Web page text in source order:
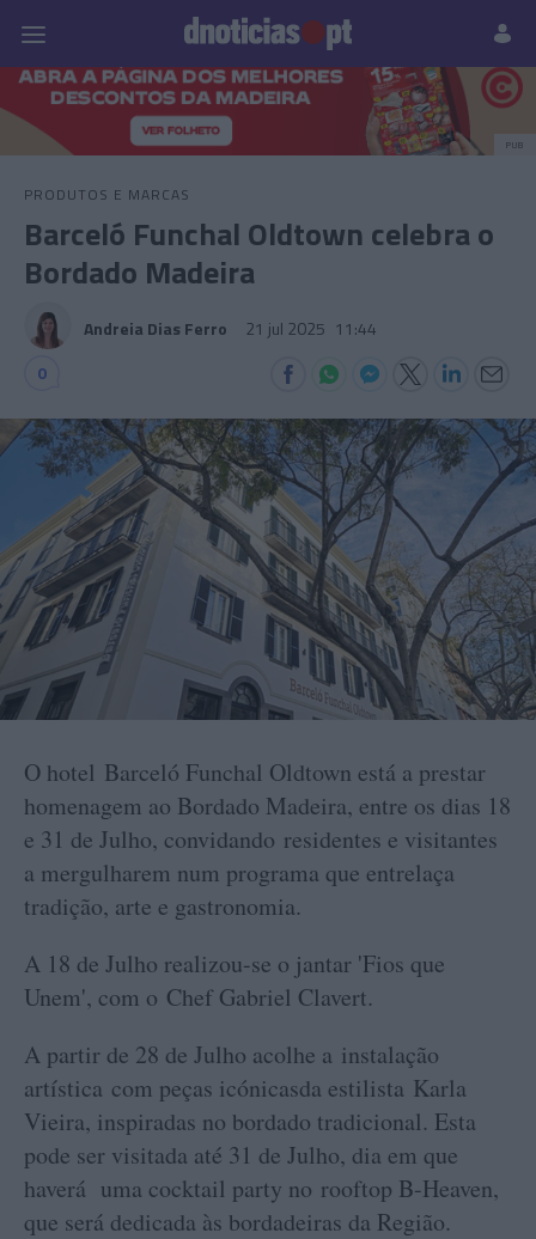
Prazeres Paisagens
PUB
PRODUTOS E MARCAS
Barceló Funchal Oldtown celebra o
Bordado Madeira
Andreia Dias Ferro 21 jul 2025 11:44
0
O hotel Barceló Funchal Oldtown está a prestar
homenagem ao Bordado Madeira, entre os dias 18
e 31 de Julho, convidando residentes e visitantes
a mergulharem num programa que entrelaça
tradição, arte e gastronomia.
A 18 de Julho realizou-se o jantar 'Fios que
Unem', com o Chef Gabriel Clavert.
A partir de 28 de Julho acolhe a instalação
artística com peças icónicasda estilista Karla
Vieira, inspiradas no bordado tradicional. Esta
pode ser visitada até 31 de Julho, dia em que
haverá uma cocktail party no rooftop B-Heaven,
que será dedicada às bordadeiras da Região.